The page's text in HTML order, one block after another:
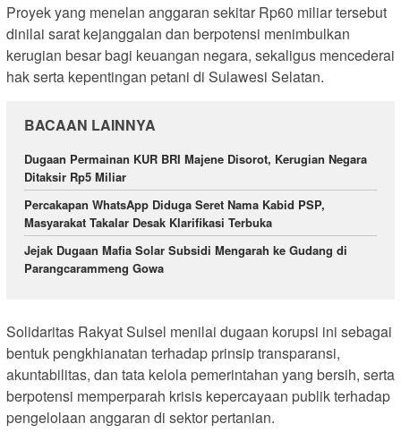
Proyek yang menelan anggaran sekitar Rp60 miliar tersebut
dinilai sarat kejanggalan dan berpotensi menimbulkan
kerugian besar bagi keuangan negara, sekaligus mencederai
hak serta kepentingan petani di Sulawesi Selatan.
BACAAN LAINNYA
Dugaan Permainan KUR BRI Majene Disorot, Kerugian Negara
Ditaksir Rp5 Miliar
Percakapan WhatsApp Diduga Seret Nama Kabid PSP,
Masyarakat Takalar Desak Klarifikasi Terbuka
Jejak Dugaan Mafia Solar Subsidi Mengarah ke Gudang di
Parangcarammeng Gowa
Solidaritas Rakyat Sulsel menilai dugaan korupsi ini sebagai
bentuk pengkhianatan terhadap prinsip transparansi,
akuntabilitas, dan tata kelola pemerintahan yang bersih, serta
berpotensi memperparah krisis kepercayaan publik terhadap
pengelolaan anggaran di sektor pertanian.